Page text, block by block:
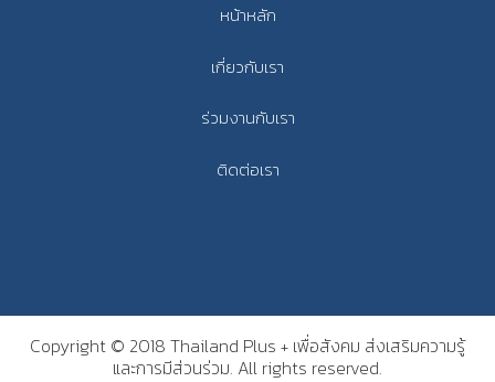
หน้าหลัก
เกี่ยวกับเรา
ร่วมงานกับเรา
ติดต่อเรา
Copyright © 2018 Thailand Plus + เพื่อสังคม ส่งเสริมความรู้
และการมีส่วนร่วม. All rights reserved.